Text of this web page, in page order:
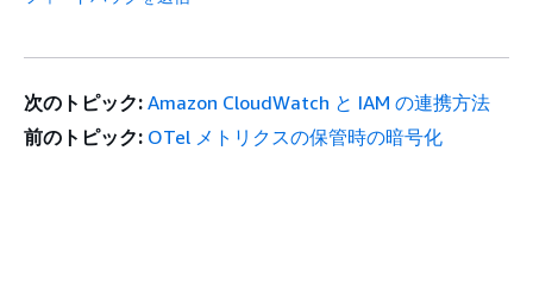
次のトピック: Amazon CloudWatch と IAM の連携方法
前のトピック: OTel メトリクスの保管時の暗号化